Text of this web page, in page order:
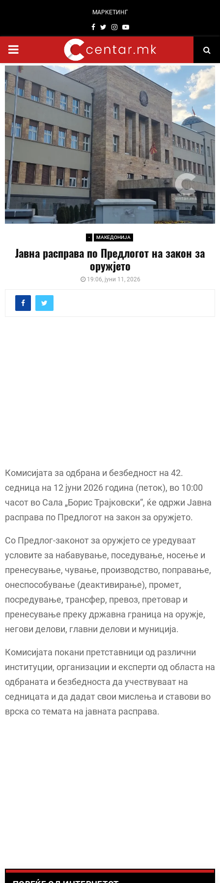
МАРКЕТИНГ
Facebook
TwitterInstagram
Youtube
PRIMARY
MENU
- МАКЕДОНИЈА
Јавна расправа по Предлогот на закон за
оружјето
19:06, јуни 11, 2026
Комисијата за одбрана и безбедност на 42.
седница на 12 јуни 2026 година (петок), во 10:00
часот во Сала „Борис Трајковски“, ќе одржи Јавна
расправа по Предлогот на закон за оружјето.
Со Предлог-законот за оружјето се уредуваат
условите за набавување, поседување, носење и
пренесување, чување, производство, поправање,
онеспособување (деактивирање), промет,
посредување, трансфер, превоз, претовар и
пренесување преку државна граница на оружје,
негови делови, главни делови и муниција.
Комисијата покани претставници од различни
институции, организации и експерти од областа на
одбраната и безбедноста да учествуваат на
седницата и да дадат свои мислења и ставови во
врска со темата на јавната расправа.